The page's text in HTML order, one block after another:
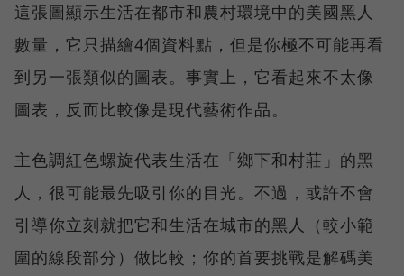
這張圖顯示生活在都市和農村環境中的美國黑人
數量，它只描繪4個資料點，但是你極不可能再看
到另一張類似的圖表。事實上，它看起來不太像
圖表，反而比較像是現代藝術作品。
主色調紅色螺旋代表生活在「鄉下和村莊」的黑
人，很可能最先吸引你的目光。不過，或許不會
引導你立刻就把它和生活在城市的黑人（較小範
圍的線段部分）做比較；你的首要挑戰是解碼美